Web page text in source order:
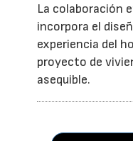
La colaboración
incorpora el
experiencia del
proyecto de
asequible.